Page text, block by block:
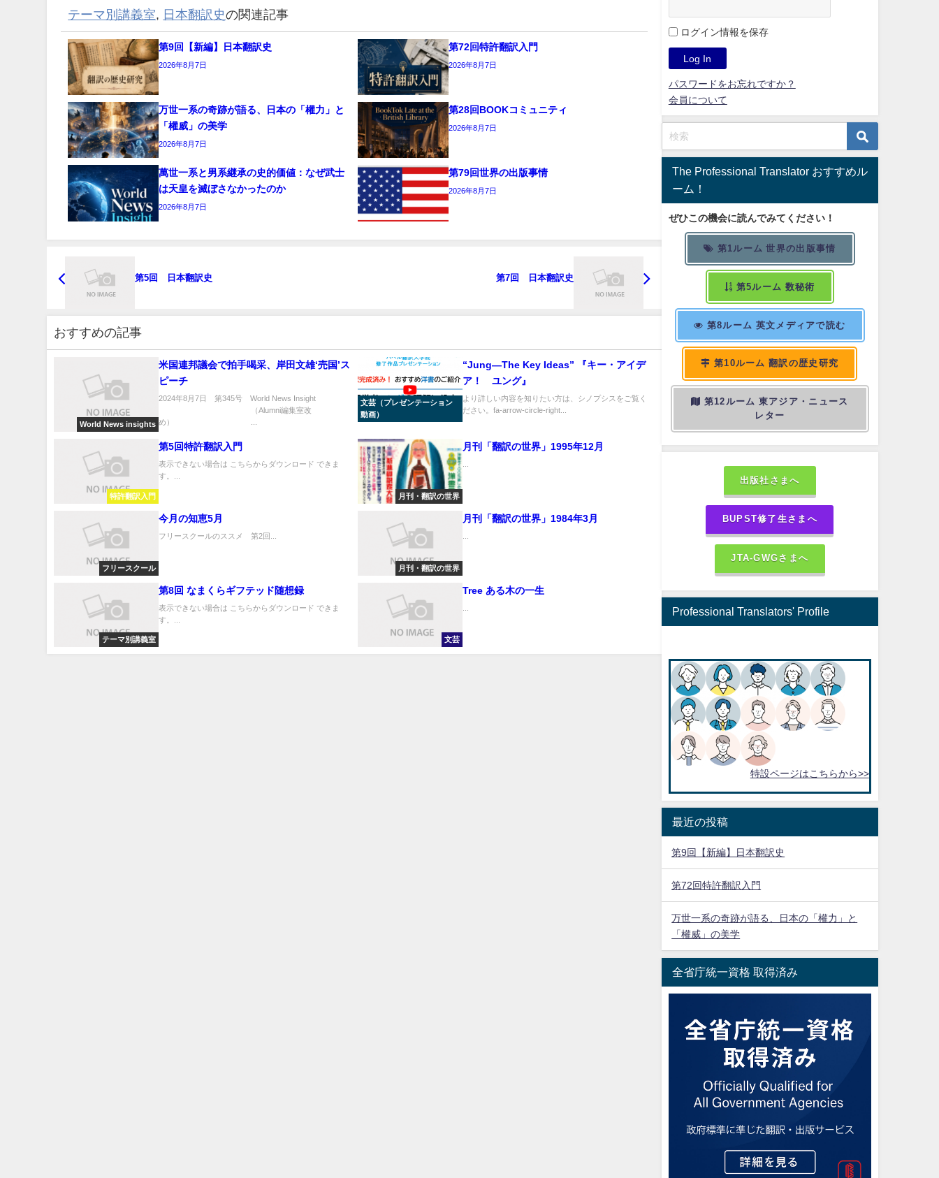
テーマ別講義室, 日本翻訳史の関連記事
第9回【新編】日本翻訳史
2026年8月7日
第72回特許翻訳入門
2026年8月7日
万世一系の奇跡が語る、日本の「權力」と
「權威」の美学
2026年8月7日
第28回BOOKコミュニティ
2026年8月7日
萬世一系と男系継承の史的価値：なぜ武士
は天皇を滅ぼさなかったのか
2026年8月7日
第79回世界の出版事情
2026年8月7日
第5回 日本翻訳史 第7回 日本翻訳史
おすすめの記事
World News insights
米国連邦議会で拍手喝采、岸田文雄‘売国’ス
ピーチ
2024年8月7日 第345号 World News Insight
（Alumni編集室改
め） ...
文芸（プレゼンテーション
動画）
“Jung—The Key Ideas” 『キー・アイデ
ア！ ユング』
より詳しい内容を知りたい方は、シノプシスをご覧く
ださい。fa-arrow-circle-right...
特許翻訳入門
第5回特許翻訳入門
表示できない場合は こちらからダウンロード できま
す。...
月刊・翻訳の世界
月刊「翻訳の世界」1995年12月
...
フリースクール
今月の知恵5月
フリースクールのススメ 第2回...
月刊・翻訳の世界
月刊「翻訳の世界」1984年3月
テーマ別講義室
第8回 なまくらギフテッド随想録
表示できない場合は こちらからダウンロード できま
す。...
文芸
Tree ある木の一生
ログイン情報を保存
パスワードをお忘れですか？
会員について
The Professional Translator おすすめル
ーム！
ぜひこの機会に読んでみてください！
第1ルーム 世界の出版事情
第5ルーム 数秘術
第8ルーム 英文メディアで読む
第10ルーム 翻訳の歴史研究
第12ルーム 東アジア・ニュース
レター
出版社さまへ
BUPST修了生さまへ
JTA-GWGさまへ
Professional Translators' Profile
特設ページはこちらから>>
最近の投稿
第9回【新編】日本翻訳史
第72回特許翻訳入門
万世一系の奇跡が語る、日本の「權力」と
「權威」の美学
全省庁統一資格 取得済み